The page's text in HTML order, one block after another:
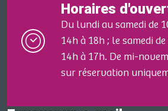
Horaires
Du lundi au samedi de
14h à 18h ; le samedi
14h à 17h. De mi-
sur réservation